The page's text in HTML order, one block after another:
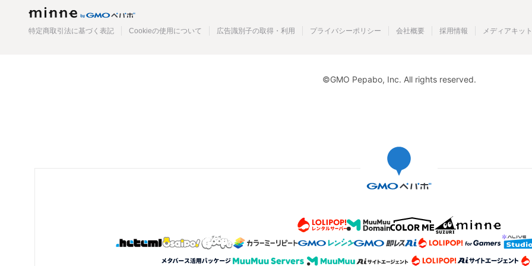
特定商取引法に基づく表記 Cookieの使用について 広告識別子の取得・利用 プライバシーポリシー 会社概要 採用情報 メディアキット
©GMO Pepabo, Inc. All rights reserved.